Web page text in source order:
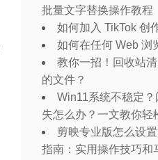
批量文字替换操作教程
如何加入 TikTok 创
如何在任何 Web 浏
教你一招！回收站
的文件？
Win11系统不稳定
失怎么办？一文教你轻
剪映专业版怎么设
指南：实用操作技巧和